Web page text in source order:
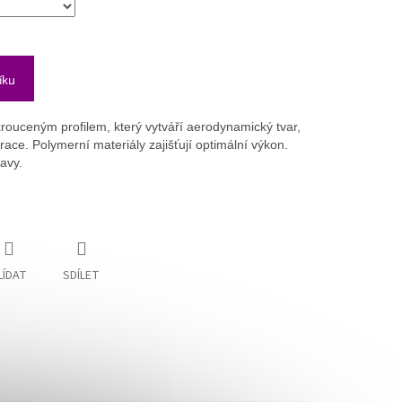
profilem, který vytváří aerodynamický tvar,
Polymerní materiály zajišťují optimální výkon.
SDÍLET